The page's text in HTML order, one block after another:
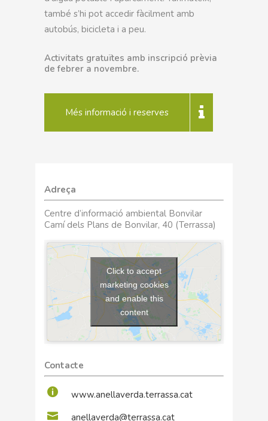
també s’hi pot accedir fàcilment amb
autobús, bicicleta i a peu.
Activitats gratuïtes amb inscripció prèvia
de febrer a novembre.
Més informació i reserves
Adreça
Centre d’informació ambiental Bonvilar
Camí dels Plans de Bonvilar, 40 (Terrassa)
Click to accept
marketing cookies
and enable this
content
Contacte
www.anellaverda.terrassa.cat
anellaverda@terrassa.cat